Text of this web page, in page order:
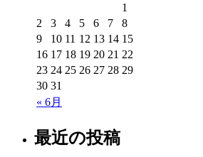
« 6月
1
2
3 4 5 6 7
8
9
10 11 12 13 14 15
16 17 18 19 20 21 22
23 24 25 26 27 28 29
30 31
最近の投稿